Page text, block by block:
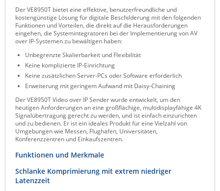
Siretta
SIRIO Antenne
Sunbird
Tactical Software
TEKTELIC
Teltonika
Unwired Networks
Vision
WATTECO
ZPE Systems
Der VE8950T bietet eine effektive, benutzerfreundliche und
kostengünstige Lösung für digitale Beschilderung mit den folgenden
Funktionen und Vorteilen, die direkt auf die Herausforderungen
eingehen, die Systemintegratoren bei der Implementierung von AV
over IP-Systemen zu bewältigen haben:
Unbegrenzte Skalierbarkeit und Flexibilität
Keine komplizierte IP-Einrichtung
Keine zusätzlichen Server-PCs oder Software erforderlich
Erweiterung mit geringem Aufwand mit Daisy-Chaining
Der VE8950T Video over IP Sender wurde entwickelt, um den
heutigen Anforderungen an eine großflächige, multidisplayfähige 4K
Signalübertragung gerecht zu werden, und ist einfach einzurichten
und zu bedienen. Er ist ein ideales Produkt für eine Vielzahl von
Umgebungen wie Messen, Flughäfen, Universitäten,
Konferenzzentren und Einkaufszentren.
Funktionen und Merkmale
Schlanke Komprimierung mit extrem niedriger
Latenzzeit